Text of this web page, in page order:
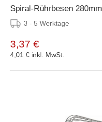
Spiral-Rührbesen 280mm
3 - 5 Werktage
3,37 €
4,01 € inkl. MwSt.